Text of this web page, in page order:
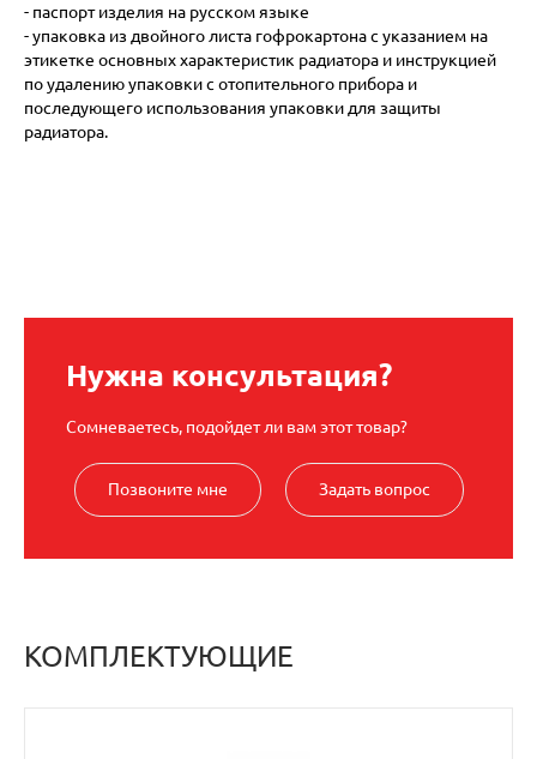
- паспорт изделия на русском языке
- упаковка из двойного листа гофрокартона с указанием на
этикетке основных характеристик радиатора и инструкцией
по удалению упаковки с отопительного прибора и
последующего использования упаковки для защиты
радиатора.
Нужна консультация?
Сомневаетесь, подойдет ли вам этот товар?
Позвоните мне Задать вопрос
КОМПЛЕКТУЮЩИЕ